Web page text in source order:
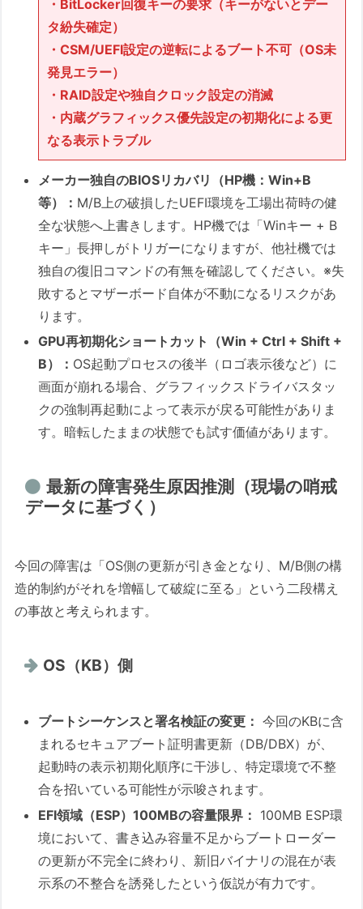
・BitLocker回復キーの要求（キーがないとデー
タ紛失確定）
・CSM/UEFI設定の逆転によるブート不可（OS未
発見エラー）
・RAID設定や独自クロック設定の消滅
・内蔵グラフィックス優先設定の初期化による更
なる表示トラブル
メーカー独自のBIOSリカバリ（HP機：Win+B
等）： M/B上の破損したUEFI環境を工場出荷時の健
全な状態へ上書きします。HP機では「Winキー + B
キー」長押しがトリガーになりますが、他社機では
独自の復旧コマンドの有無を確認してください。※失
敗するとマザーボード自体が不動になるリスクがあ
ります。
GPU再初期化ショートカット（Win + Ctrl + Shift +
B）： OS起動プロセスの後半（ロゴ表示後など）に
画面が崩れる場合、グラフィックスドライバスタッ
クの強制再起動によって表示が戻る可能性がありま
す。暗転したままの状態でも試す価値があります。
最新の障害発生原因推測（現場の哨戒
データに基づく）
今回の障害は「OS側の更新が引き金となり、M/B側の構
造的制約がそれを増幅して破綻に至る」という二段構え
の事故と考えられます。
OS（KB）側
ブートシーケンスと署名検証の変更： 今回のKBに含
まれるセキュアブート証明書更新（DB/DBX）が、
起動時の表示初期化順序に干渉し、特定環境で不整
合を招いている可能性が示唆されます。
EFI領域（ESP）100MBの容量限界： 100MB ESP環
境において、書き込み容量不足からブートローダー
の更新が不完全に終わり、新旧バイナリの混在が表
示系の不整合を誘発したという仮説が有力です。